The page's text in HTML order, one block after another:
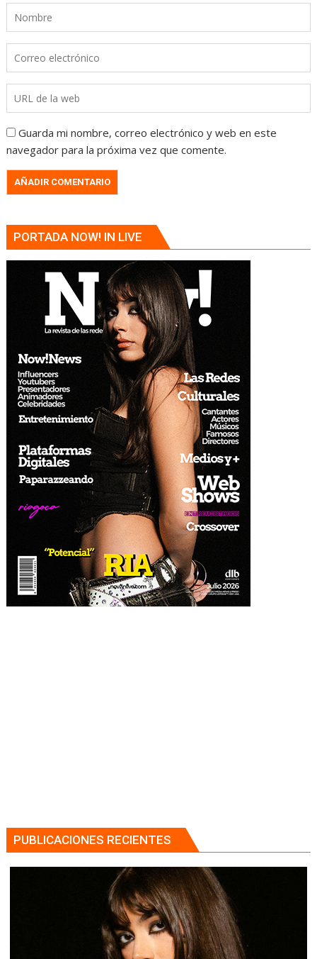
Guarda mi nombre, correo electrónico y web en este
navegador para la próxima vez que comente.
PORTADA NOW! IN LIVE
PUBLICACIONES RECIENTES